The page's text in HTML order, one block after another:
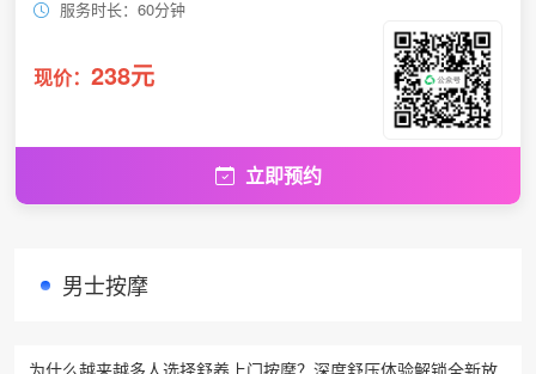
服务时长：60分钟
现价： 238元
立即预约
男士按摩
为什么越来越多人选择舒养上门按摩？深度舒压体验解锁全新放